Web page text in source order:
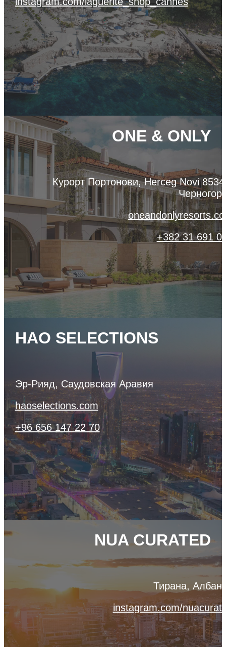
ONE & ONLY
Курорт Портонови, Herceg Novi
+382 31 691
HAO SELECTIONS
Эр-Рияд, Саудовская Аравия
haoselections.com
+96 656 147 22 70
NUA CURATED
Тирана,
instagram.com/